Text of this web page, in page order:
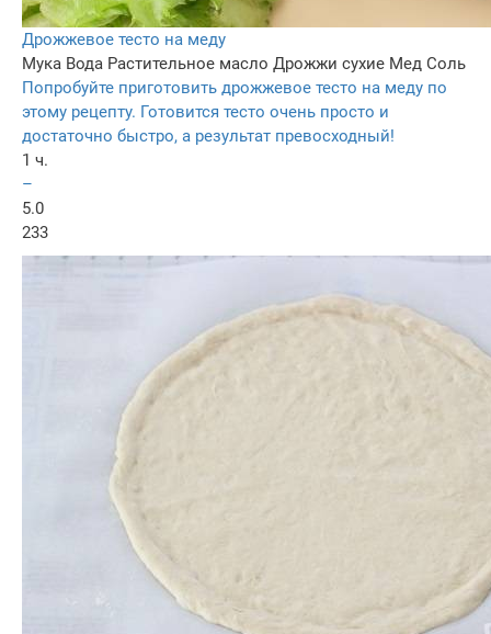
Дрожжевое тесто на меду
Мука Вода Растительное масло Дрожжи сухие Мед Соль
Попробуйте приготовить дрожжевое тесто на меду по
этому рецепту. Готовится тесто очень просто и
достаточно быстро, а результат превосходный!
1 ч.
–
5.0
233